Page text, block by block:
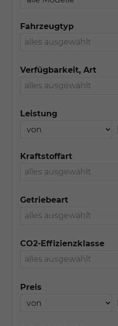
Fahrzeugtyp
alles ausgewählt
Verfügbarkeit, Art
alles ausgewählt
Leistung
Kraftstoffart
alles ausgewählt
Getriebeart
alles ausgewählt
CO2-Effizienzklasse
alles ausgewählt
Preis